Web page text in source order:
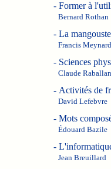
- Former à
Bernard Rothan
- La
Francis
- Sciences
Claude
- Activités de
David Lefebvre
- Mots
Édouard Bazile
-
Jean Breuillard